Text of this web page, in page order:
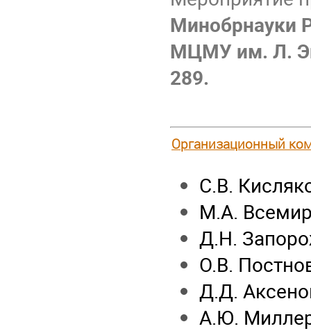
Минобрнауки
МЦМУ им. Л.
289.
Организационный
С.В.
М.А.
Д.Н.
О.В.
Д.Д.
А.Ю.